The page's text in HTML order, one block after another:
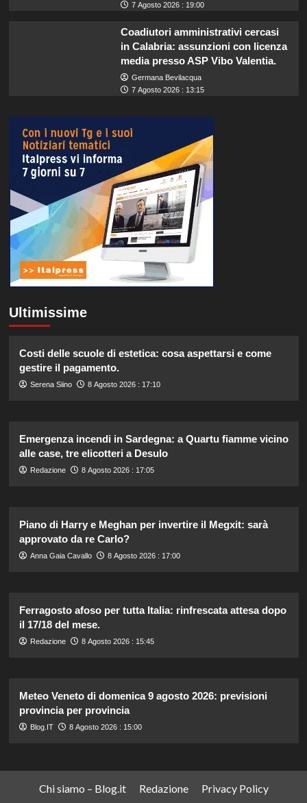
7 Agosto 2026 : 19:00
Coadiutori amministrativi cercasi
in Calabria: assunzioni con licenza
media presso ASP Vibo Valentia.
Germana Bevilacqua
7 Agosto 2026 : 13:15
Ultimissime
Costi delle scuole di estetica: cosa aspettarsi e come
gestire il pagamento.
Serena Siino 8 Agosto 2026 : 17:10
Emergenza incendi in Sardegna: a Quartu fiamme vicino
alle case, tre elicotteri a Desulo
Redazione 8 Agosto 2026 : 17:05
Piano di Harry e Meghan per invertire il Megxit: sarà
approvato da re Carlo?
Anna Gaia Cavallo 8 Agosto 2026 : 17:00
Ferragosto afoso per tutta Italia: rinfrescata attesa dopo
il 17/18 del mese.
Redazione 8 Agosto 2026 : 15:45
Meteo Veneto di domenica 9 agosto 2026: previsioni
provincia per provincia
Blog.IT 8 Agosto 2026 : 15:00
Chi siamo – Blog.it Redazione Privacy Policy